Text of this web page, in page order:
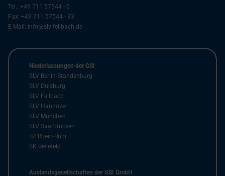
Tel.: +49 711 57544 - 0
Fax: +49 711 57544 - 33
E-Mail: info@slv-fellbach.de
Niederlassungen der GSI
SLV Berlin-Brandenburg
SLV Duisburg
SLV Fellbach
SLV Hannover
SLV München
SLV Saarbrücken
BZ Rhein-Ruhr
SK Bielefeld
Auslandsgesellschaften der GSI GmbH